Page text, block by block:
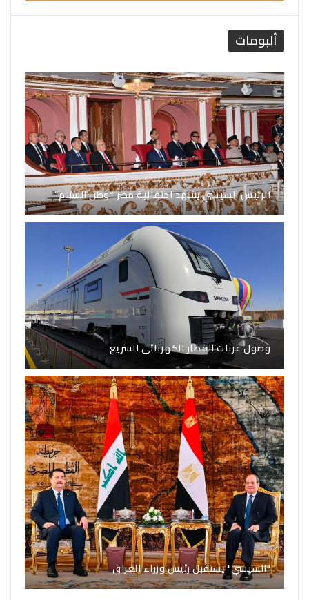
ألبومات
الرئيس السيسي يشهد احتفالية مصر “وطن السلام”
وصول عربات القطار الكهربائى السريع
"السيسي" يستقبل رئيس وزراء العراق